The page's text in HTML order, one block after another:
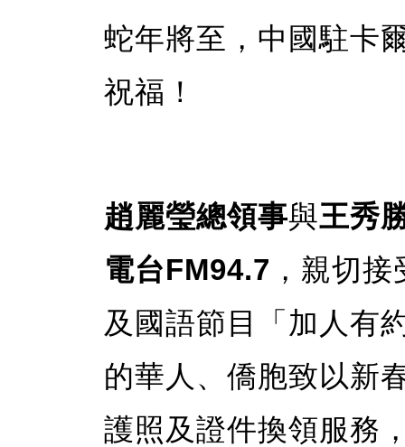
蛇年將至，中國駐卡
祝福！
趙麗瑩總領事與王秀
電台FM94.7 ，親切
及國語節目「加人有
的華人、僑胞致以新
護照及證件換領服務